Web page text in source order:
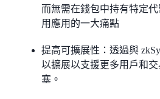
而無需在錢包中持有特定
用應用的一大痛點
提高可擴展性：透過與
以擴展以支援更多用戶和
塞。